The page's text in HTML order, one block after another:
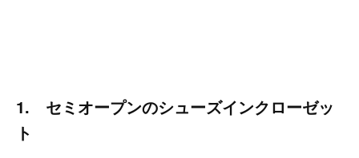
1. セミオープンのシューズインクローゼッ
ト